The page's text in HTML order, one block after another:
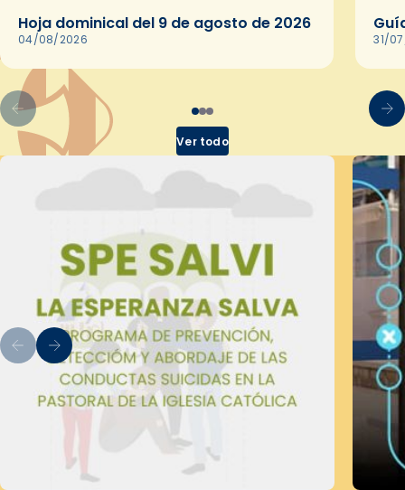
Hoja dominical del 9 de agosto de 2026
04/08/2026 31/
Ver todo